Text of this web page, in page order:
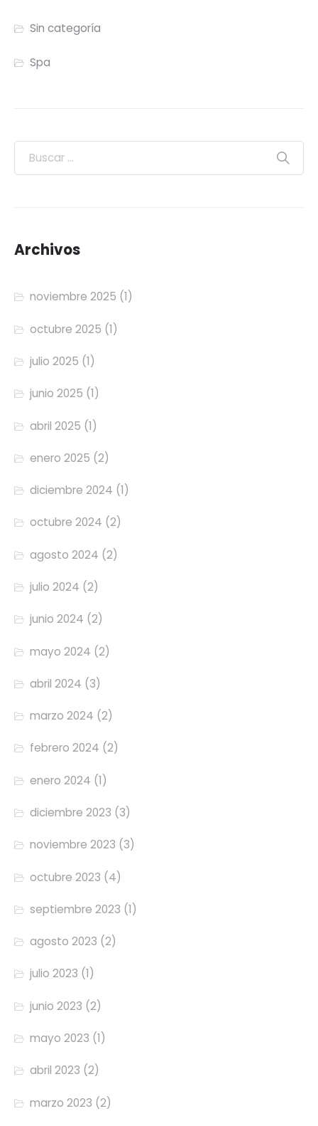
Sin categoría
Spa
Archivos
noviembre 2025 (1)
octubre 2025 (1)
julio 2025 (1)
junio 2025 (1)
abril 2025 (1)
enero 2025 (2)
diciembre 2024 (1)
octubre 2024 (2)
agosto 2024 (2)
julio 2024 (2)
junio 2024 (2)
mayo 2024 (2)
abril 2024 (3)
marzo 2024 (2)
febrero 2024 (2)
enero 2024 (1)
diciembre 2023 (3)
noviembre 2023 (3)
octubre 2023 (4)
septiembre 2023 (1)
agosto 2023 (2)
julio 2023 (1)
junio 2023 (2)
mayo 2023 (1)
abril 2023 (2)
marzo 2023 (2)